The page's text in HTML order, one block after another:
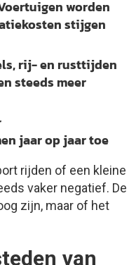
worden
stijgen
rij- en rusttijden
steeds meer
jaar op jaar toe
rijden of een kleine
vaker negatief. De
zijn, maar of het
van